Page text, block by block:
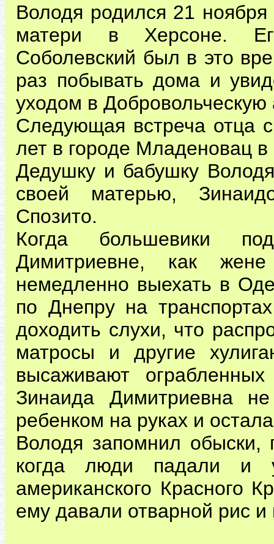
Володя родился 21
матери в Херсоне.
Соболевский был в это
раз побывать дома и
уходом в
Следующая встреча отца
лет в городе Младеновац
Дедушку и бабушку
своей матерью,
Спозито.
Когда большевики
Димитриевне, как
немедленно выехать в
по Днепру на
доходить слухи, что
матросы и другие
высаживают
Зинаида Димитриевна
ребенком на руках и
Володя запомнил обыски,
когда люди падали и
американского Красного
ему давали отварной рис и